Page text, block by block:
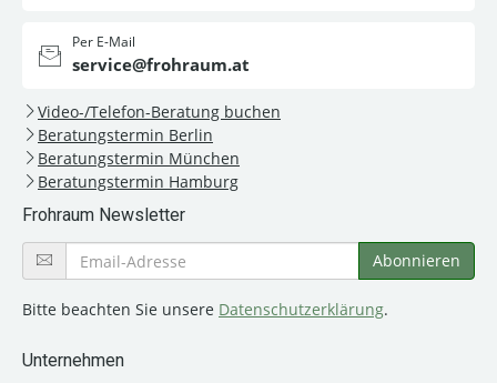
Per E-Mail
service@frohraum.at
Video-/Telefon-Beratung buchen
Beratungstermin Berlin
Beratungstermin München
Beratungstermin Hamburg
Frohraum Newsletter
Bitte beachten Sie unsere Datenschutzerklärung.
Unternehmen